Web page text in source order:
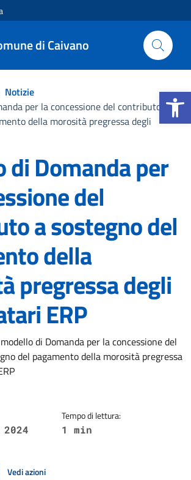
Apri la
di Caivano
Notizie
per la concessione del contributo a
della morosità pregressa degli
di Domanda per
del
a sostegno del
della
pregressa degli
ERP
notizia
di Domanda per la concessione del
del pagamento della morosità pregressa
Tempo di lettura:
1 min
Vedi azioni